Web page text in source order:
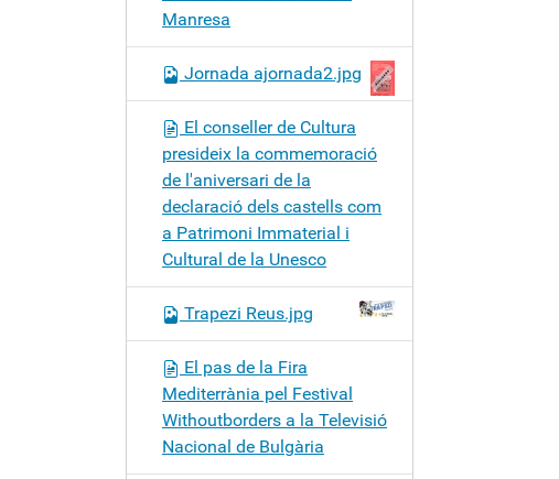
Manresa
Jornada ajornada2.jpg
El conseller de Cultura
presideix la commemoració
de l'aniversari de la
declaració dels castells com
a Patrimoni Immaterial i
Cultural de la Unesco
Trapezi Reus.jpg
El pas de la Fira
Mediterrània pel Festival
Withoutborders a la Televisió
Nacional de Bulgària